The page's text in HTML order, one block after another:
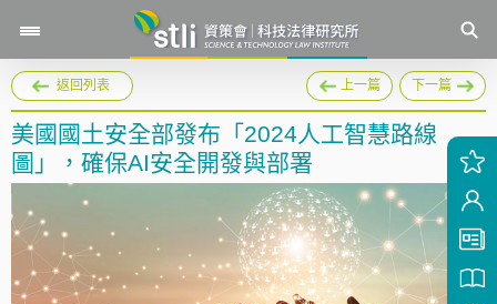
返回列表 上一篇 下一篇
美國國土安全部發布「2024人工智慧路線
圖」，確保AI安全開發與部署